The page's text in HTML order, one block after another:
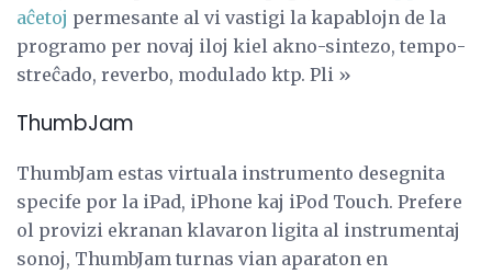
aĉetoj permesante al vi vastigi la kapablojn de la
programo per novaj iloj kiel akno-sintezo, tempo-
streĉado, reverbo, modulado ktp. Pli »
ThumbJam
ThumbJam estas virtuala instrumento desegnita
specife por la iPad, iPhone kaj iPod Touch. Prefere
ol provizi ekranan klavaron ligita al instrumentaj
sonoj, ThumbJam turnas vian aparaton en